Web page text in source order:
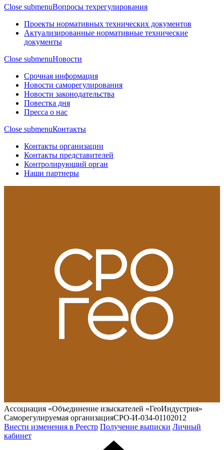
Close submenuВопросы техрегулирования
Проекты нормативных технических документов
Актуализированные нормативные технические
документы
Close submenuНовости
Срочная информация
Новости саморегулирования
Новости законодательства
Повестка дня
Пресса о нас
Close submenuКонтакты
Контакты организации
Контакты представителей
Контролирующий орган
Наши партнеры
Ассоциация «Объединение изыскателей «ГеоИндустрия»
Саморегулируемая организацияСРО-И-034-01102012
Внести изменения в Реестр Получение выписки Личный
кабинет